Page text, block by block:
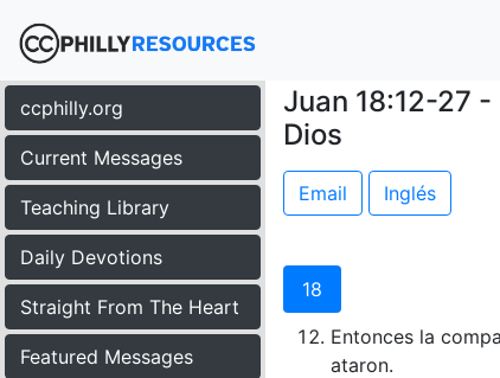
ccphilly.org
Current Messages
Teaching Library
Daily Devotions
Straight From The Heart
Featured Messages
Juan 18:12-27
Dios
Email Inglés
18
Entonces la
ataron.